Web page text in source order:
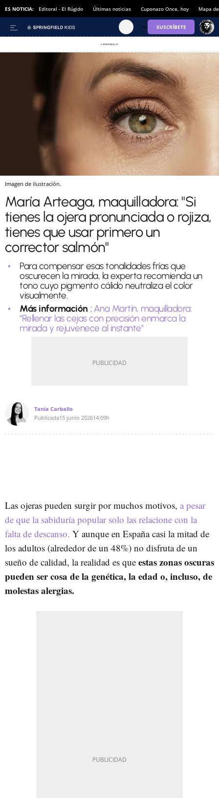
ES NOTICIA: Editoral - El Rúgido Últimas noticias Cuponazo Once, hoy Mapa
Imagen de ilustración.
María Arteaga, maquilladora: "Si
tienes la ojera pronunciada o rojiza,
tienes que usar primero un
corrector salmón"
Para compensar esas tonalidades frías que
oscurecen la mirada, la experta recomienda un
tono cuyo pigmento cálido neutraliza el color
visualmente.
Más información : Ana Martín, maquilladora:
"Rellenar las cejas con precisión enmarca la
mirada y rejuvenece al instante"
Tania Carballo
Publicada15 junio 202614:09h
Las ojeras pueden surgir por muchos motivos, a pesar
de que la sabiduría popular solo las relacione con la
falta de descanso. Y aunque en España casi la mitad de
los adultos (alrededor de un 48%) no disfruta de un
sueño de calidad, la realidad es que estas zonas oscuras
pueden ser cosa de la genética, la edad o, incluso, de
molestas alergias.